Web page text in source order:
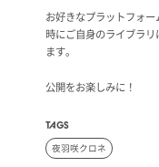
お好きなプラットフォ
時にご自身のライブラ
ます。
公開をお楽しみに！
TAGS
夜羽咲クロネ